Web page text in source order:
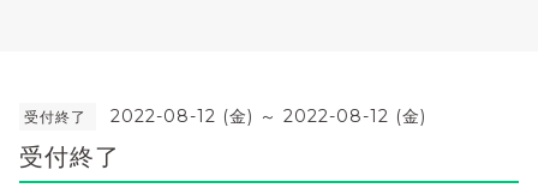
受付終了 2022-08-12 (金) ～ 2022-08-12 (金)
受付終了